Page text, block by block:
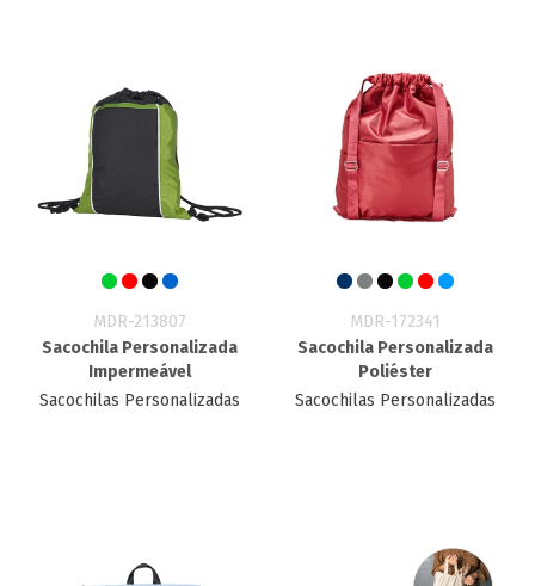
MDR-213807
Sacochila Personalizada
Impermeável
Sacochilas Personalizadas
MDR-172341
Sacochila Personalizada
Poliéster
Sacochilas Personalizadas